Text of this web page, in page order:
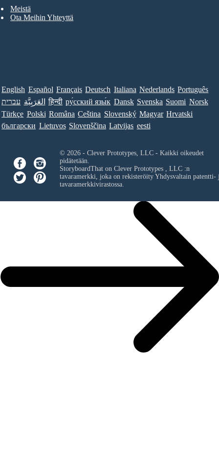
Meistä
Ota Meihin Yhteyttä
English Español Français Deutsch Italiana Nederlands Português
עברית العَرَبِيَّة हिन्दी ру́сский язы́к Dansk Svenska Suomi Norsk
Türkçe Polski Româna Ceština Slovenský Magyar Hrvatski
български Lietuvos Slovenščina Latvijas eesti
© 2026 - Clever Prototypes, LLC - Kaikki oikeudet
pidätetään.
StoryboardThat on Clever Prototypes , LLC:n
tavaramerkki, joka on rekisteröity Yhdysvaltain patentti-
tavaramerkkivirastossa.